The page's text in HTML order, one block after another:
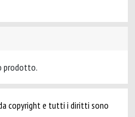
prodotto.
copyright e tutti i diritti sono